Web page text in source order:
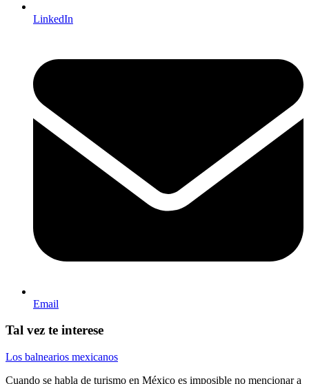
LinkedIn
Email
Tal vez te interese
Los balnearios mexicanos
Cuando se habla de turismo en México es imposible no mencionar a